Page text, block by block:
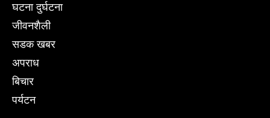
घटना दुर्घटना
जीवनशैली
सडक खबर
अपराध
बिचार
पर्यटन